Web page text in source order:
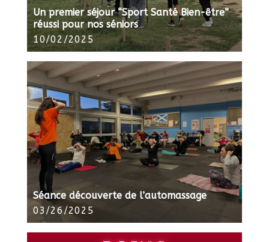
Un premier séjour “Sport Santé Bien-être”
réussi pour nos séniors
10/02/2025
Séance découverte de l’automassage
03/26/2025